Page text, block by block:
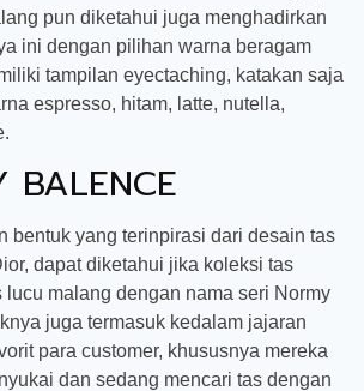
pun diketahui juga menghadirkan
ini dengan pilihan warna beragam
tampilan eyectaching, katakan saja
espresso, hitam, latte, nutella,
BALENCE
bentuk yang terinpirasi dari desain tas
dapat diketahui jika koleksi tas
lucu malang dengan nama seri Normy
juga termasuk kedalam jajaran
para customer, khususnya mereka
dan sedang mencari tas dengan